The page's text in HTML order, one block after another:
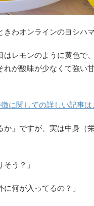
きわオンラインのヨシハマ
はレモンのように黄色で
れが酸味が少なくて強い
に関しての詳しい記事は
か」ですが、実は中身（
そう？」
に何が入ってるの？」